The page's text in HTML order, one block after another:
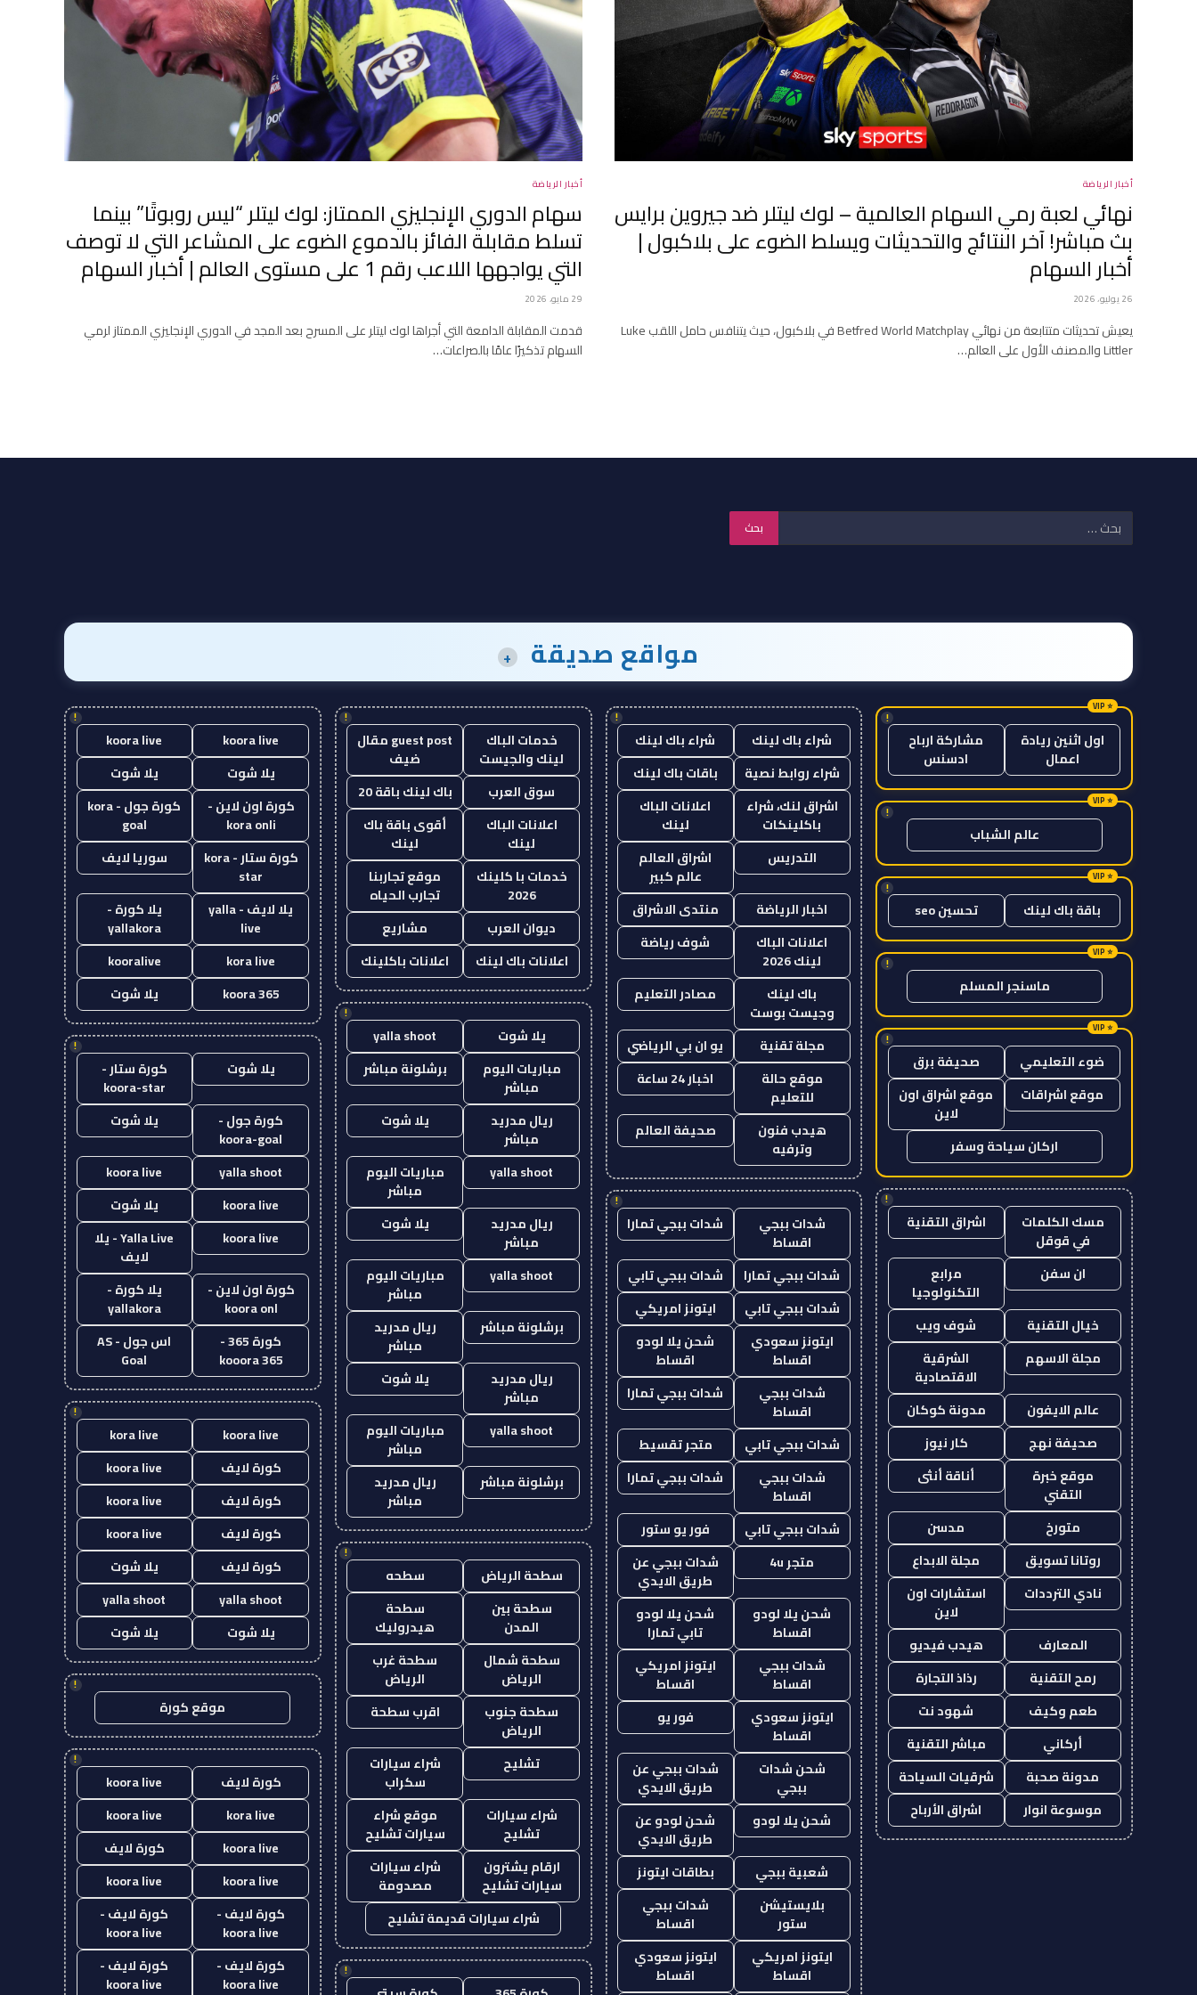
أخبار الرياضة
نهائي لعبة رمي السهام العالمية – لوك ليتلر ضد جيروين برايس
بث مباشر! آخر النتائج والتحديثات ويسلط الضوء على بلاكبول |
أخبار السهام
26 يوليو، 2026
يعيش تحديثات متتابعة من نهائي Betfred World Matchplay في بلاكبول، حيث يتنافس حامل اللقب Luke
Littler والمصنف الأول على العالم…
أخبار الرياضة
سهام الدوري الإنجليزي الممتاز: لوك ليتلر “ليس روبوتًا” بينما
تسلط مقابلة الفائز بالدموع الضوء على المشاعر التي لا توصف
التي يواجهها اللاعب رقم 1 على مستوى العالم | أخبار السهام
29 مايو، 2026
قدمت المقابلة الدامعة التي أجراها لوك ليتلر على المسرح بعد المجد في الدوري الإنجليزي الممتاز لرمي
السهام تذكيرًا عامًا بالصراعات…
مواقع صديقة +
!
اول اثنين ريادة
اعمال
مشاركة ارباح
ادسنس
!
عالم الشباب
!
باقة باك لينك تحسين seo
!
ماسنجر المسلم
!
ضوء التعليمي
صحيفة برق
موقع اشراقات
موقع اشراق اون
لاين
اركان سياحة وسفر
!
مسك الكلمات
في قوقل
اشراق التقنية
ان سفن
مرابع
التكنولوجيا
خيال التقنية
شوف ويب
مجلة الاسهم
الشرقية
الاقتصادية
عالم الايفون
مدونة كوكان
صحيفة نهج
كار نيوز
موقع خبرة
التقني
أناقة أنثى
متورخ
مدسن
روتانا تسويق
مجلة الابداع
نادي الترددات
استشارات اون
لاين
المعارف
هيدب فيديو
رمح التقنية
رذاذ التجارة
طعم وكيف
شهود نت
أركاني
مباشر التقنية
مدونة صحبة
شرقيات السياحة
موسوعة انوار
اشراق الأرباح
!
شراء باك لينك
شراء باك لينك
شراء روابط نصية
باقات باك لينك
اشراق لنك، شراء
باكلينكات
اعلانات الباك
لينك
التدريس
اشراق العالم
عالم كبير
اخبار الرياضة
منتدى الاشراق
اعلانات الباك
لينك 2026
شوف رياضة
باك لينك
وجيست بوست
مصادر التعليم
مجلة تقنية
يو ان بي الرياضي
موقع حالة
للتعليم
اخبار 24 ساعة
هيدب فنون
وترفيه
صحيفة العالم
!
شدات ببجي
اقساط
شدات ببجي تمارا
شدات ببجي تمارا
شدات ببجي تابي
شدات ببجي تابي
ايتونز امريكي
ايتونز سعودي
اقساط
شحن يلا لودو
اقساط
شدات ببجي
اقساط
شدات ببجي تمارا
شدات ببجي تابي
متجر تقسيط
شدات ببجي
اقساط
شدات ببجي تمارا
شدات ببجي تابي
فور يو ستور
متجر 4u
شدات ببجي عن
طريق الايدي
شحن يلا لودو
اقساط
شحن يلا لودو
تابي تمارا
شدات ببجي
اقساط
ايتونز امريكي
اقساط
ايتونز سعودي
اقساط
فور يو
شحن شدات
ببجي
شدات ببجي عن
طريق الايدي
شحن يلا لودو
شحن لودو عن
طريق الايدي
شعبية ببجي
بطاقات ايتونز
بلايستيشن
ستور
شدات ببجي
اقساط
ايتونز امريكي
اقساط
ايتونز سعودي
اقساط
!
خدمات الباك
لينك والجيست
guest post مقال
ضيف
سوق العرب
باك لينك باقة 20
اعلانات الباك
لينك
أقوى باقة باك
لينك
خدمات با كلينك
2026
موقع تجاربنا
تجارب الحياه
ديوان العرب
مشاريع
اعلانات باك لينك
اعلانات باكلينك
!
يلا شوت
yalla shoot
مباريات اليوم
مباشر
برشلونة مباشر
ريال مدريد
مباشر
يلا شوت
yalla shoot
مباريات اليوم
مباشر
ريال مدريد
مباشر
يلا شوت
yalla shoot
مباريات اليوم
مباشر
برشلونة مباشر
ريال مدريد
مباشر
ريال مدريد
مباشر
يلا شوت
yalla shoot
مباريات اليوم
مباشر
برشلونة مباشر
ريال مدريد
مباشر
!
سطحة الرياض
سطحه
سطحة بين
المدن
سطحة
هيدروليك
سطحة شمال
الرياض
سطحة غرب
الرياض
سطحة جنوب
الرياض
اقرب سطحة
تشليح
شراء سيارات
سكراب
شراء سيارات
تشليح
موقع شراء
سيارات تشليح
ارقام يشترون
سيارات تشليح
شراء سيارات
مصدومة
شراء سيارات قديمة تشليح
!
!
koora live
koora live
يلا شوت
يلا شوت
كورة اون لاين -
kora onli
كورة جول - kora
goal
كورة ستار - kora
star
سوريا لايف
يلا لايف - yalla
live
يلا كورة -
yallakora
kora live
kooralive
koora 365
يلا شوت
!
يلا شوت
كورة ستار -
koora-star
كورة جول -
koora-goal
يلا شوت
yalla shoot
koora live
koora live
يلا شوت
koora live
Yalla Live - يلا
لايف
كورة اون لاين -
koora onl
يلا كورة -
yallakora
كورة 365 -
kooora 365
اس جول - AS
Goal
!
koora live
kora live
كورة لايف
koora live
كورة لايف
koora live
كورة لايف
koora live
كورة لايف
يلا شوت
yalla shoot
yalla shoot
يلا شوت
يلا شوت
!
موقع كورة
!
كورة لايف
koora live
kora live
koora live
koora live
كورة لايف
koora live
koora live
كورة لايف -
koora live
كورة لايف -
koora live
كورة لايف -
koora live
كورة لايف -
koora live